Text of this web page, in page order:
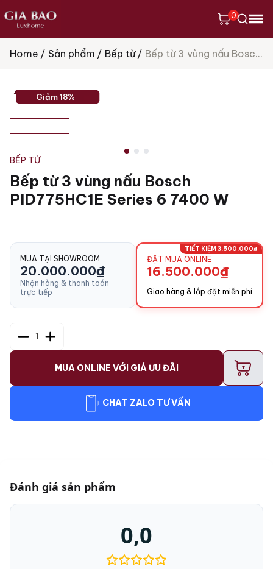
0
phẩm
Home Sản phẩm Bếp từ Bếp từ 3 vùng nấu Bosch PID775HC1E Series 6 7400 W
Giảm 18%
BẾP TỪ
Bếp từ 3 vùng nấu Bosch
PID775HC1E Series 6 7400 W
MUA TẠI SHOWROOM
20.000.000₫
Nhận hàng & thanh toán
trực tiếp
TIẾT KIỆM 3.500.000₫
ĐẶT MUA ONLINE
16.500.000₫
Giao hàng & lắp đặt miễn phí
1
MUA ONLINE VỚI GIÁ ƯU ĐÃI +
CHAT ZALO TƯ VẤN
Đánh giá sản phẩm
0,0